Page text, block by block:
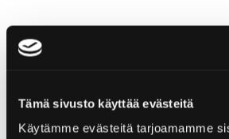
Tämä sivusto käyttää evästeitä
Käytämme evästeitä tarjoamamme